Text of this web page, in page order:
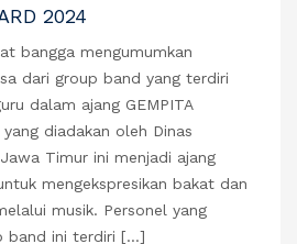
2024
bangga mengumumkan
dari group band yang terdiri
dalam ajang GEMPITA
yang diadakan oleh Dinas
Timur ini menjadi ajang
mengekspresikan bakat dan
musik. Personel yang
band ini terdiri […]